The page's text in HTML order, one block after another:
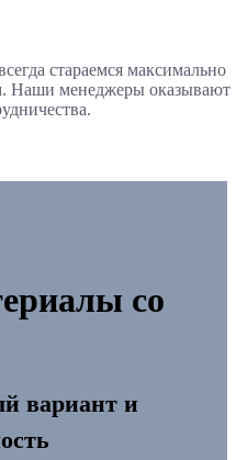
стараемся максимально
Наши менеджеры оказывают
со
вариант и